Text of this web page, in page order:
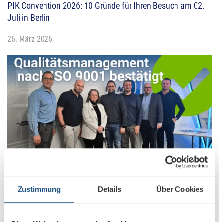
Zustimmung Details Über Cookies
PIK Convention 2026: 10 Gründe für Ihren Besuch am 02.
Juli in Berlin
26. März 2026
ISO 9001-Überwachungsaudit erfolgreich bestanden
26. Januar 2026